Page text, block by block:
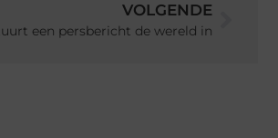
VOLGENDE
een persbericht de wereld in